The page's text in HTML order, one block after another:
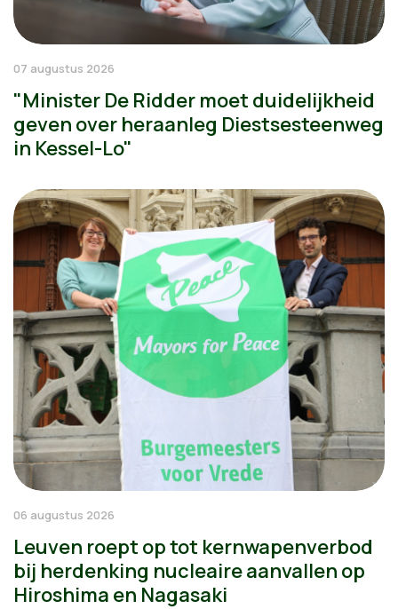
07 augustus 2026
"Minister De Ridder moet duidelijkheid
geven over heraanleg Diestsesteenweg
in Kessel-Lo"
06 augustus 2026
Leuven roept op tot kernwapenverbod
bij herdenking nucleaire aanvallen op
Hiroshima en Nagasaki